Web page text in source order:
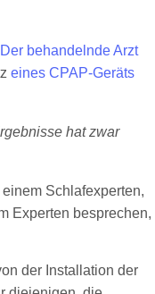
Der behandelnde Arzt
eines CPAP-Geräts
hat zwar
Schlafexperten,
Experten besprechen,
der Installation der